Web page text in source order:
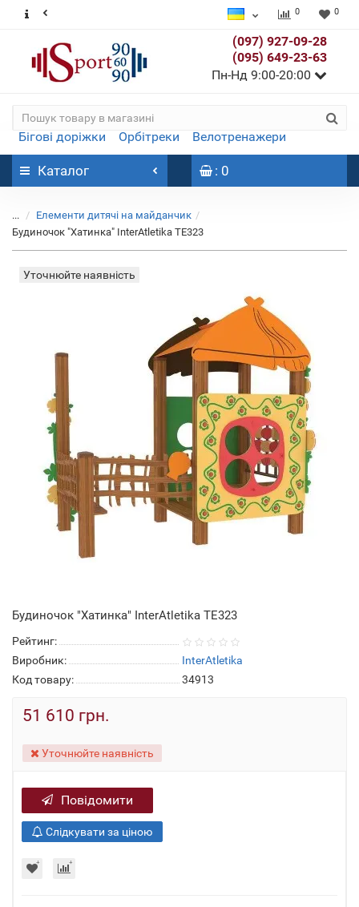
0 0
(097) 927-09-28
(095) 649-23-63
Пн-Нд 9:00-20:00
Бігові доріжки Орбітреки Велотренажери
Каталог : 0
...
Елементи дитячі на майданчик
Будиночок "Хатинка" InterAtletika ТЕ323
Уточнюйте наявність
Будиночок "Хатинка" InterAtletika ТЕ323
Рейтинг:
Виробник:
InterAtletika
Код товару:
34913
51 610 грн.
Уточнюйте наявність
Повідомити
Слідкувати за ціною